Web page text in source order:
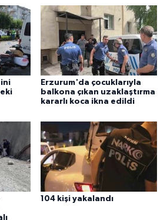
Erzurum'da çocuklarıyla
balkona çıkan uzaklaştırma
kararlı koca ikna edildi
104 kişi yakalandı